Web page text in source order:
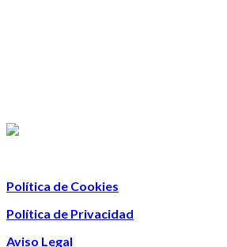
Política de Cookies
Política de Privacidad
Aviso Legal